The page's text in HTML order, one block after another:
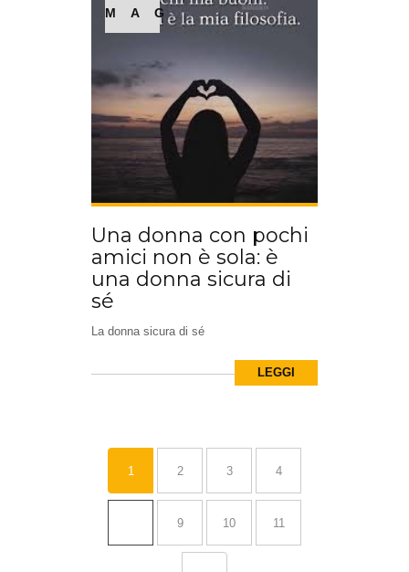
MAG
Una donna con pochi
amici non è sola: è
una donna sicura di
sé
La donna sicura di sé
LEGGI
1 2 3 4
9 10 11